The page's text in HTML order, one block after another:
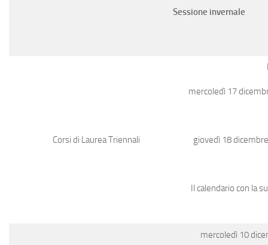
Sessione invernale
Corsi di Laurea Triennali
mercoledì 17
giovedì 18
Il calendario con la
mercoledì 10